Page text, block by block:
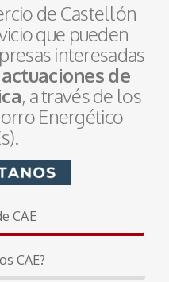
de Castellón
que pueden
interesadas
de
, a través de los
Energético
CAE
CAE?